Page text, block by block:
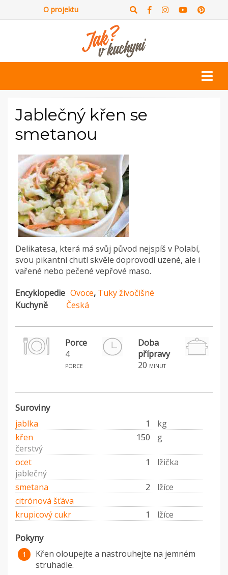
O projektu
Jablečný křen se
smetanou
Delikatesa, která má svůj původ nejspíš v Polabí,
svou pikantní chutí skvěle doprovodí uzené, ale i
vařené nebo pečené vepřové maso.
Encyklopedie Ovoce, Tuky živočišné
Kuchyně
Česká
Porce
4
porce
Doba
přípravy
20 minut
Suroviny
jablka 1
kg
křen
150
g
čerstvý
ocet
1
lžička
jablečný
smetana
2
lžíce
citrónová šťáva
krupicový cukr
1 lžíce
Pokyny
Křen oloupejte a nastrouhejte na jemném
struhadle.